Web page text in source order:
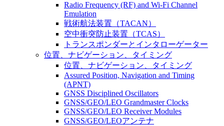
Radio Frequency (RF) and Wi-Fi Channel
Emulation
戦術航法装置（TACAN）
空中衝突防止装置（TCAS）
トランスポンダーとインタローゲーター
位置、ナビゲーション、タイミング
位置、ナビゲーション、タイミング
Assured Position, Navigation and Timing
(APNT)
GNSS Disciplined Oscillators
GNSS/GEO/LEO Grandmaster Clocks
GNSS/GEO/LEO Receiver Modules
GNSS/GEO/LEOアンテナ